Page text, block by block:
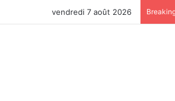
vendredi 7 août 2026